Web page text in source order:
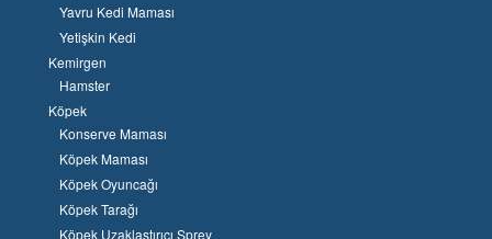
Yavru Kedi Maması
Yetişkin Kedi
Kemirgen
Hamster
Köpek
Konserve Maması
Köpek Maması
Köpek Oyuncağı
Köpek Tarağı
Köpek Uzaklaştırıcı Sprey